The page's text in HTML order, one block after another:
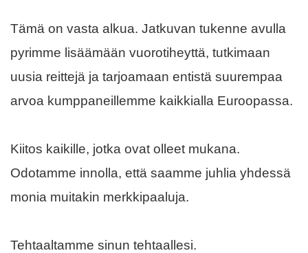
Tämä on vasta alkua. Jatkuvan tukenne avulla
pyrimme lisäämään vuorotiheyttä, tutkimaan
uusia reittejä ja tarjoamaan entistä suurempaa
arvoa kumppaneillemme kaikkialla Euroopassa.
Kiitos kaikille, jotka ovat olleet mukana.
Odotamme innolla, että saamme juhlia yhdessä
monia muitakin merkkipaaluja.
Tehtaaltamme sinun tehtaallesi.